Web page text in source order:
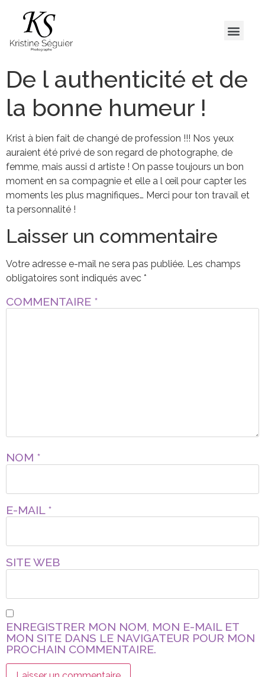
De l authenticité et de
la bonne humeur !
Krist à bien fait de changé de profession !!! Nos yeux
auraient été privé de son regard de photographe, de
femme, mais aussi d artiste ! On passe toujours un bon
moment en sa compagnie et elle a l œil pour capter les
moments les plus magnifiques… Merci pour ton travail et
ta personnalité !
Laisser un commentaire
Votre adresse e-mail ne sera pas publiée. Les champs
obligatoires sont indiqués avec *
COMMENTAIRE *
NOM *
E-MAIL *
SITE WEB
ENREGISTRER MON NOM, MON E-MAIL ET
MON SITE DANS LE NAVIGATEUR POUR MON
PROCHAIN COMMENTAIRE.